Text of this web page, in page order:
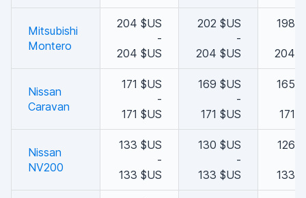
Mitsubishi
Montero
204 $US
-
204 $US
202 $US
-
204 $US
198
204
Nissan
Caravan
171 $US
-
171 $US
169 $US
-
171 $US
165
171
Nissan
NV200
133 $US
-
133 $US
130 $US
-
133 $US
126
133